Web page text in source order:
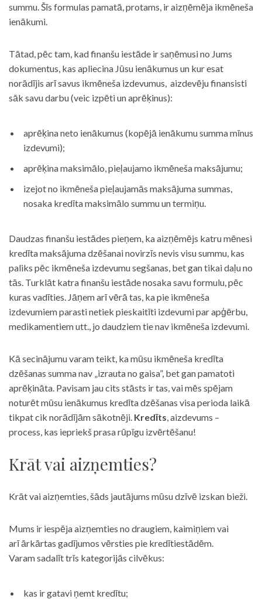
summu. Šīs formulas pamatā, protams, ir aizņēmēja ikmēneša
ienākumi.
Tātad, pēc tam, kad finanšu iestāde ir saņēmusi no Jums
dokumentus, kas apliecina Jūsu ienākumus un kur esat
norādījis arī savus ikmēneša izdevumus, aizdevēju finansisti
sāk savu darbu (veic izpēti un aprēķinus):
aprēķina neto ienākumus (kopējā ienākumu summa mīnus
izdevumi);
aprēķina maksimālo, pieļaujamo ikmēneša maksājumu;
izejot no ikmēneša pieļaujamās maksājuma summas,
nosaka kredīta maksimālo summu un termiņu.
Daudzas finanšu iestādes pieņem, ka aizņēmējs katru mēnesi
kredīta maksājuma dzēšanai novirzīs nevis visu summu, kas
paliks pēc ikmēneša izdevumu segšanas, bet gan tikai daļu no
tās. Turklāt katra finanšu iestāde nosaka savu formulu, pēc
kuras vadīties. Jāņem arī vērā tas, ka pie ikmēneša
izdevumiem parasti netiek pieskaitīti izdevumi par apģērbu,
medikamentiem utt., jo daudziem tie nav ikmēneša izdevumi.
Kā secinājumu varam teikt, ka mūsu ikmēneša kredīta
dzēšanas summa nav „izrauta no gaisa”, bet gan pamatoti
aprēķināta. Pavisam jau cits stāsts ir tas, vai mēs spējam
noturēt mūsu ienākumus kredīta dzēšanas visa perioda laikā
tikpat cik norādījām sākotnēji. Kredīts, aizdevums –
process, kas iepriekš prasa rūpīgu izvērtēšanu!
Krāt vai aizņemties?
Krāt vai aizņemties, šāds jautājums mūsu dzīvē izskan bieži.
Mums ir iespēja aizņemties no draugiem, kaimiņiem vai
arī ārkārtas gadījumos vērsties pie kredītiestādēm.
Varam sadalīt trīs kategorijās cilvēkus:
kas ir gatavi ņemt kredītu;